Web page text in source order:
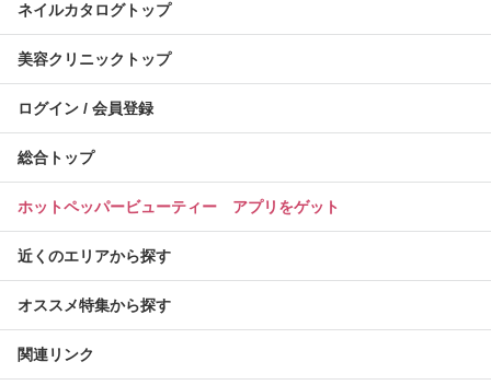
ネイルカタログトップ
美容クリニックトップ
ログイン / 会員登録
総合トップ
ホットペッパービューティー アプリをゲット
近くのエリアから探す
オススメ特集から探す
関連リンク